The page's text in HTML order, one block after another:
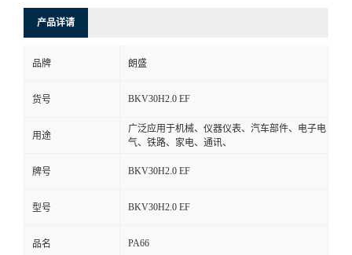
系
产品详请
品牌 朗盛
货号 BKV30H2.0 EF
用途
广泛应用于机械、仪器仪表、汽车部件、电子电
气、铁路、家电、通讯、
牌号 BKV30H2.0 EF
型号 BKV30H2.0 EF
品名 PA66